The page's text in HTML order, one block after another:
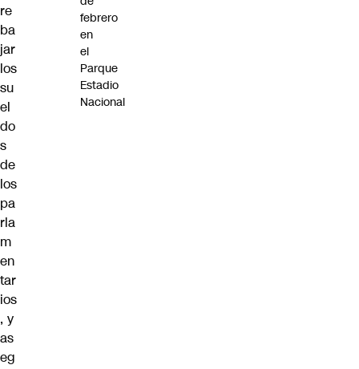
re
ba
jar
los
su
el
do
s
de
los
pa
rla
m
en
tar
ios
, y
as
eg
febrero
en
el
Parque
Estadio
Nacional